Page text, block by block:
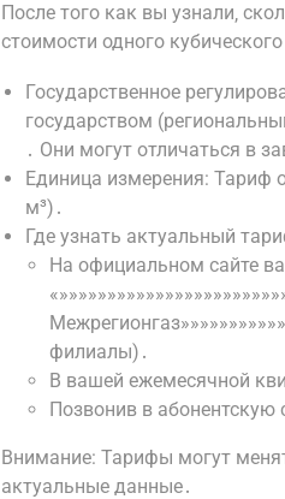
После того как вы узнали‚
стоимости одного
Государственное
государством
․ Они могут отличаться в
Единица измерения: Тариф
м³)․
Где узнать актуальный
На официальном сайте
филиалы)․
В вашей ежемесячной
Позвонив в абонентскую
Внимание: Тарифы могут
актуальные данные․